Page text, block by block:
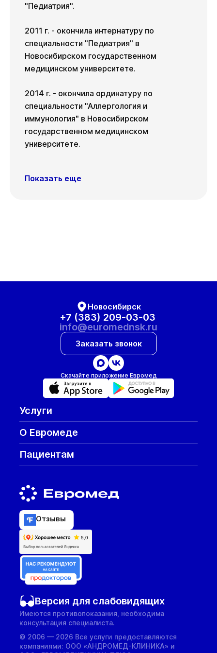
"Педиатрия".
2011 г. - окончила интернатуру по
специальности "Педиатрия" в
Новосибирском государственном
медицинском университете.
2014 г. - окончила ординатуру по
специальности "Аллергология и
иммунология" в Новосибирском
государственном медицинском
университете.
Показать еще
Новосибирск
+7 (383) 209-03-03
info@euromednsk.ru
Заказать звонок
Скачайте приложение Евромед
Услуги
О Евромеде
Пациентам
Отзывы
Версия для слабовидящих
Имеются противопоказания, необходима
консультация специалиста.
© 2006 — 2026 Все услуги предоставляются
компаниями: ООО «АНДРОМЕД-КЛИНИКА» и